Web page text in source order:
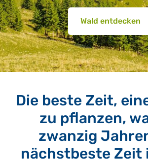
Wald entdecken
Die beste Zeit,
zu pflanzen,
zwanzig
nächstbeste